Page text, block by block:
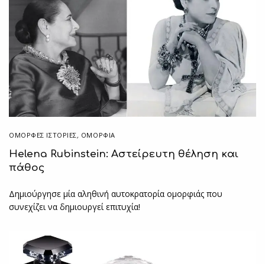
ΌΜΟΡΦΕΣ ΙΣΤΟΡΊΕΣ, ΟΜΟΡΦΙΑ
Helena Rubinstein: Αστείρευτη θέληση και
πάθος
Δημιούργησε μία αληθινή αυτοκρατορία ομορφιάς που
συνεχίζει να δημιουργεί επιτυχία!